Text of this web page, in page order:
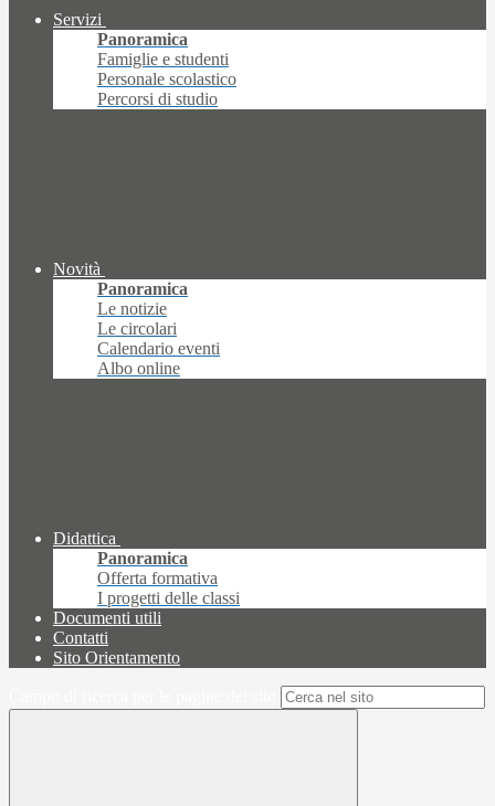
Servizi
Panoramica
Famiglie e studenti
Personale scolastico
Percorsi di studio
Novità
Panoramica
Le notizie
Le circolari
Calendario eventi
Albo online
Didattica
Panoramica
Offerta formativa
I progetti delle classi
Documenti utili
Contatti
Sito Orientamento